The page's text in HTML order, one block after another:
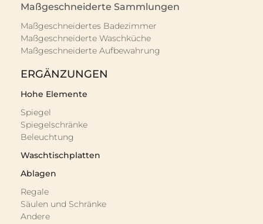
Maßgeschneiderte Sammlungen
Maßgeschneidertes Badezimmer
Maßgeschneiderte Waschküche
Maßgeschneiderte Aufbewahrung
ERGÄNZUNGEN
Hohe Elemente
Spiegel
Spiegelschränke
Beleuchtung
Waschtischplatten
Ablagen
Regale
Säulen und Schränke
Andere